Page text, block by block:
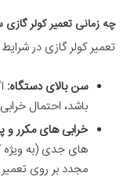
چه زمانی تعمیر کولر
تعمیر کولر گازی در
سن بالای دستگاه:
باشد، احتمال
خرابی های مکرر و
های جدی (به ویژه
مجدد بر روی